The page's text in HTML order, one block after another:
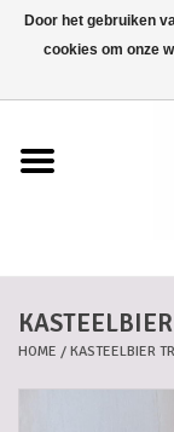
Biermanden
Blikken
HOME / KASTEELBIER
Door het gebruiken
cookies om onze